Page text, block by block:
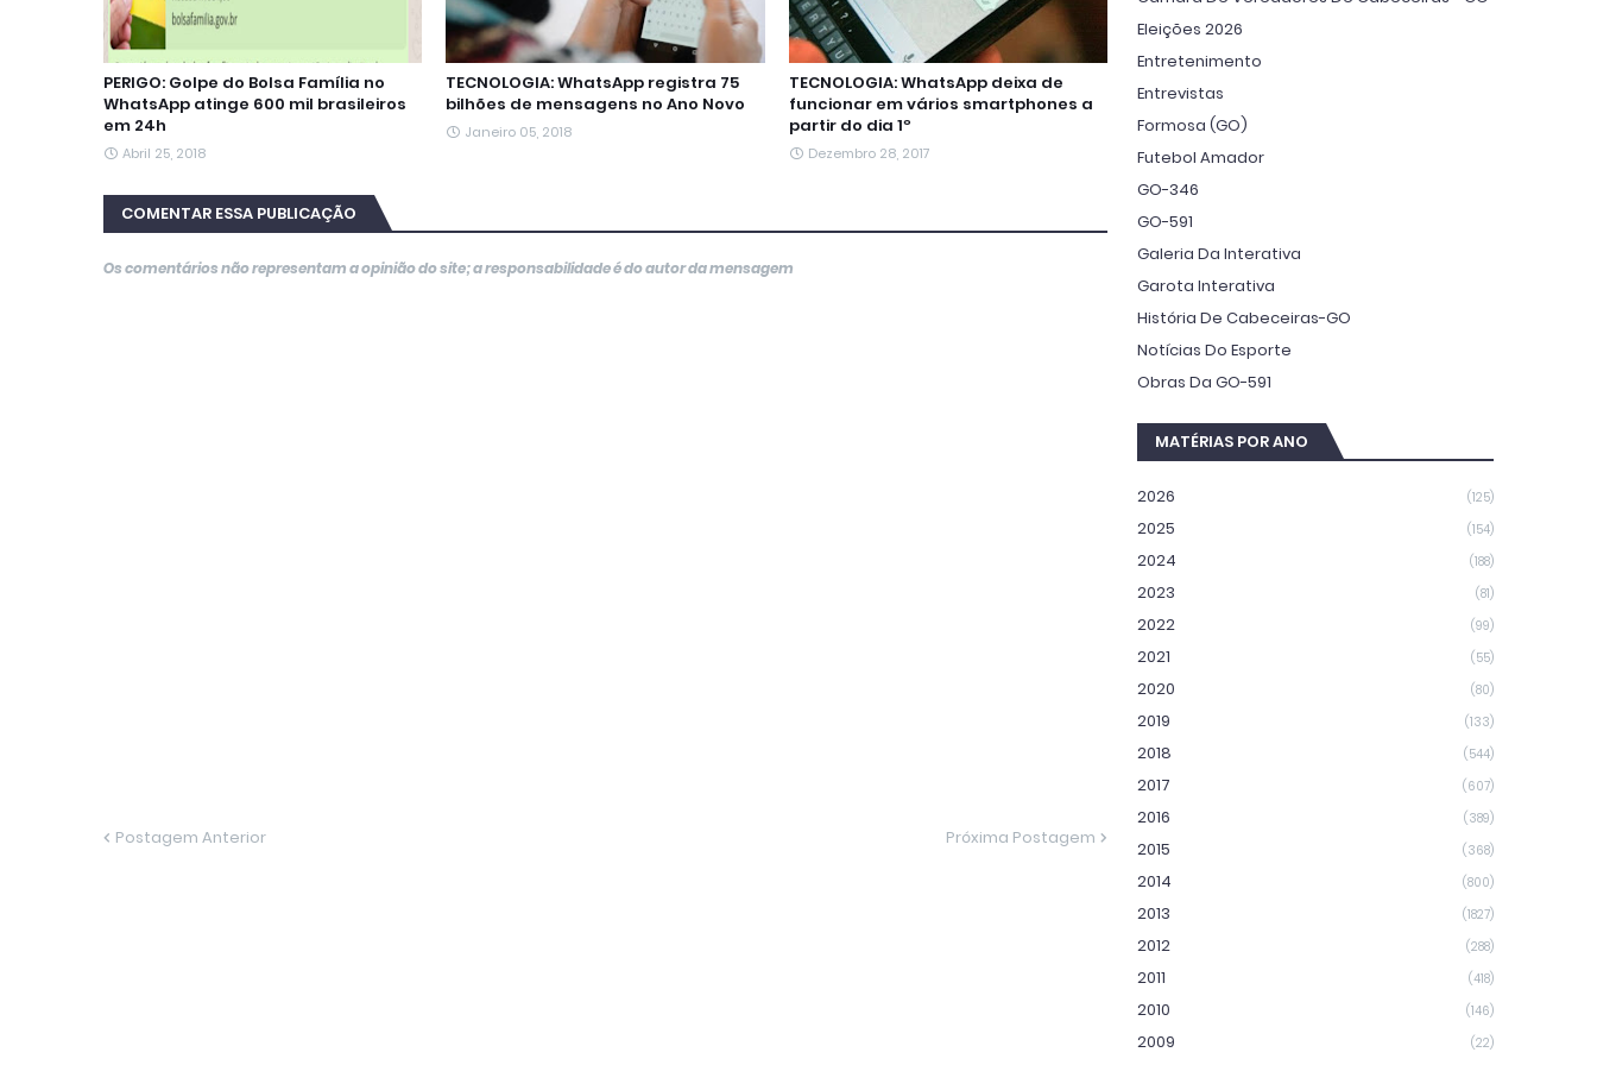
PERIGO: Golpe do Bolsa Família no
WhatsApp atinge 600 mil brasileiros
em 24h
Abril 25, 2018
TECNOLOGIA: WhatsApp registra 75
bilhões de mensagens no Ano Novo
Janeiro 05, 2018
TECNOLOGIA: WhatsApp deixa de
funcionar em vários smartphones a
partir do dia 1º
Dezembro 28, 2017
COMENTAR ESSA PUBLICAÇÃO
Os comentários não representam a opinião do site; a responsabilidade é do autor da mensagem
Postagem Anterior Próxima Postagem
Eleições 2026
Entretenimento
Entrevistas
Formosa (GO)
Futebol Amador
GO-346
GO-591
Galeria Da Interativa
Garota Interativa
História De Cabeceiras-GO
Notícias Do Esporte
Obras Da GO-591
MATÉRIAS POR ANO
2026 (125)
2025 (154)
2024 (188)
2023 (81)
2022 (99)
2021 (55)
2020 (80)
2019 (133)
2018 (544)
2017 (607)
2016 (389)
2015 (368)
2014 (800)
2013 (1827)
2012 (288)
2011 (418)
2010 (146)
2009 (22)